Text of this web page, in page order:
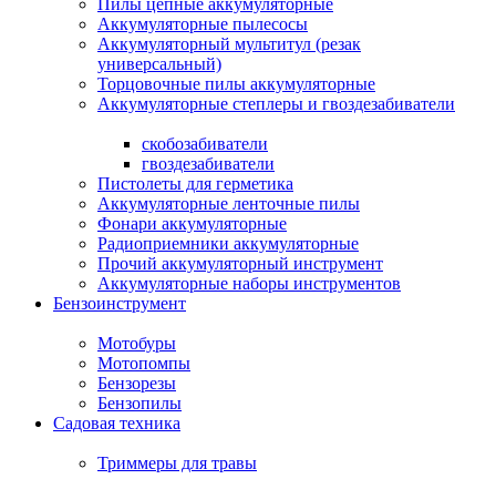
Пилы цепные аккумуляторные
Аккумуляторные пылесосы
Аккумуляторный мультитул (резак
универсальный)
Торцовочные пилы аккумуляторные
Аккумуляторные степлеры и гвоздезабиватели
скобозабиватели
гвоздезабиватели
Пистолеты для герметика
Аккумуляторные ленточные пилы
Фонари аккумуляторные
Радиоприемники аккумуляторные
Прочий аккумуляторный инструмент
Аккумуляторные наборы инструментов
Бензоинструмент
Мотобуры
Мотопомпы
Бензорезы
Бензопилы
Садовая техника
Триммеры для травы